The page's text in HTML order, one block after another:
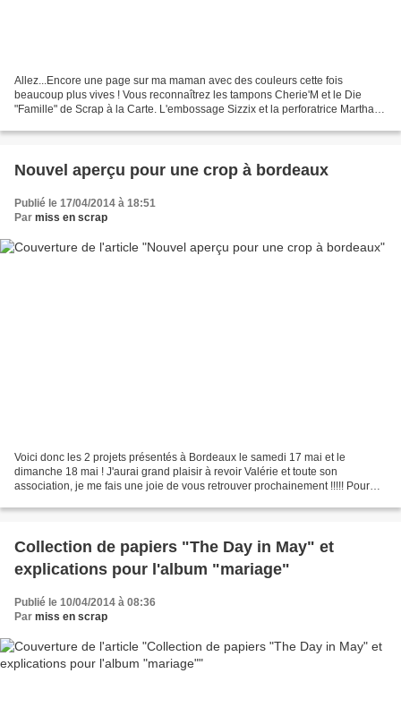
Allez...Encore une page sur ma maman avec des couleurs cette fois
beaucoup plus vives ! Vous reconnaîtrez les tampons Cherie'M et le Die
"Famille" de Scrap à la Carte. L'embossage Sizzix et la perforatrice Martha
Nouvel aperçu pour une crop à bordeaux
Publié le 17/04/2014 à 18:51
Par miss en scrap
Voici donc les 2 projets présentés à Bordeaux le samedi 17 mai et le
dimanche 18 mai ! J'aurai grand plaisir à revoir Valérie et toute son
association, je me fais une joie de vous retrouver prochainement !!!!! Pour
Collection de papiers "The Day in May" et
explications pour l'album "mariage"
Publié le 10/04/2014 à 08:36
Par miss en scrap